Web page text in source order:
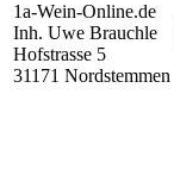
1a-Wein-Online.de
Inh. Uwe Brauchle
Hofstrasse 5
31171 Nordstemmen